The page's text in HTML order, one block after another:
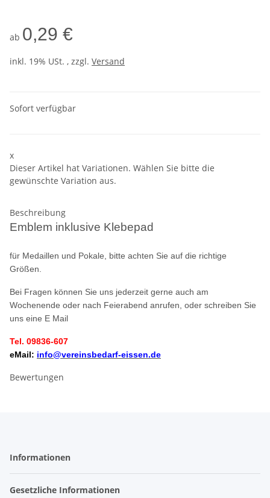
ab 0,29 €
inkl. 19% USt. , zzgl. Versand
Sofort verfügbar
x
Dieser Artikel hat Variationen. Wählen Sie bitte die
gewünschte Variation aus.
Beschreibung
Emblem inklusive Klebepad
für Medaillen und Pokale, bitte achten Sie auf die richtige
Größen.
Bei Fragen können Sie uns jederzeit gerne auch am
Wochenende oder nach Feierabend anrufen, oder schreiben Sie
uns eine E Mail
Tel. 09836-607
eMail: info@vereinsbedarf-eissen.de
Bewertungen
Informationen
Gesetzliche Informationen